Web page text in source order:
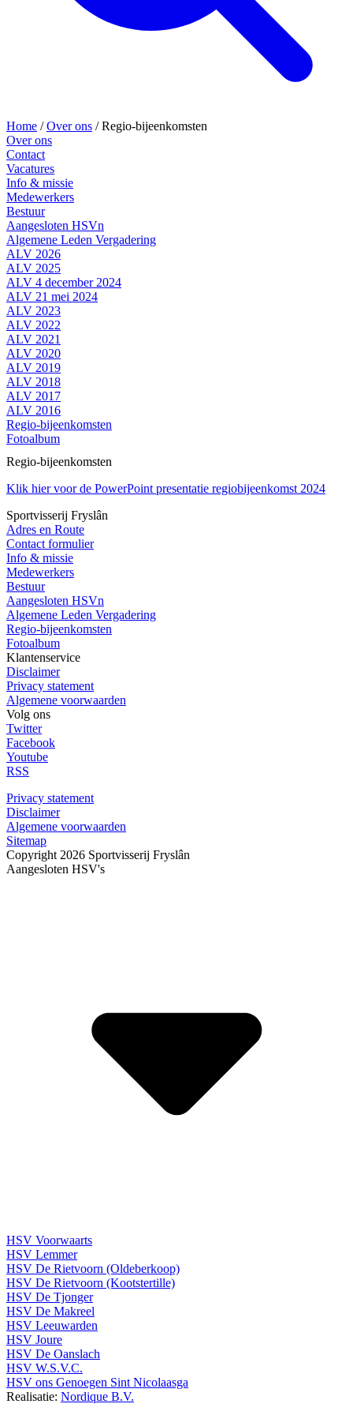
Home /Over ons /Regio-bijeenkomsten
Over ons
Contact
Vacatures
Info & missie
Medewerkers
Bestuur
Aangesloten HSVn
Algemene Leden Vergadering
ALV 2026
ALV 2025
ALV 4 december 2024
ALV 21 mei 2024
ALV 2023
ALV 2022
ALV 2021
ALV 2020
ALV 2019
ALV 2018
ALV 2017
ALV 2016
Regio-bijeenkomsten
Fotoalbum
Regio-bijeenkomsten
Klik hier voor de PowerPoint presentatie regiobijeenkomst 2024
Sportvisserij Fryslân
Adres en Route
Contact formulier
Info & missie
Medewerkers
Bestuur
Aangesloten HSVn
Algemene Leden Vergadering
Regio-bijeenkomsten
Fotoalbum
Klantenservice
Disclaimer
Privacy statement
Algemene voorwaarden
Volg ons
Twitter
Facebook
Youtube
RSS
Privacy statement
Disclaimer
Algemene voorwaarden
Sitemap
Copyright 2026 Sportvisserij Fryslân
Aangesloten HSV's
HSV Voorwaarts
HSV Lemmer
HSV De Rietvoorn (Oldeberkoop)
HSV De Rietvoorn (Kootstertille)
HSV De Tjonger
HSV De Makreel
HSV Leeuwarden
HSV Joure
HSV De Oanslach
HSV W.S.V.C.
HSV ons Genoegen Sint Nicolaasga
Realisatie: Nordique B.V.